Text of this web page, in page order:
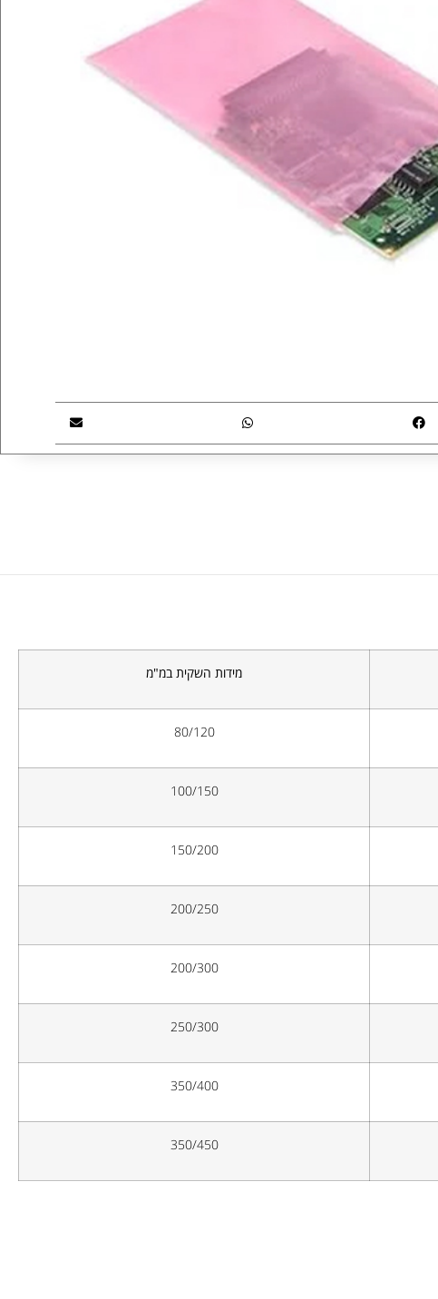
מידות השקיתבמ"מ
80/120
100/150
150/200
200/250
200/300
250/300
350/400
350/450